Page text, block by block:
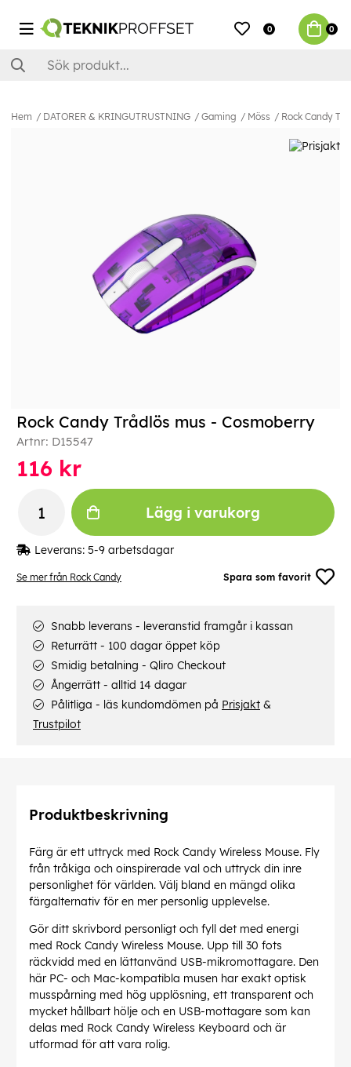
0 0
Hem DATORER & KRINGUTRUSTNING Gaming Möss Rock Candy
Se mer från Rock Candy Spara som favorit
Rock Candy Trådlös mus - Cosmoberry
Artnr: D15547
116 kr
Lägg i varukorg
Leverans: 5-9 arbetsdagar
Snabb leverans - leveranstid framgår i kassan
Returrätt - 100 dagar öppet köp
Smidig betalning - Qliro Checkout
Ångerrätt - alltid 14 dagar
Pålitliga - läs kundomdömen på Prisjakt &
Trustpilot
Produktbeskrivning
Färg är ett uttryck med Rock Candy Wireless Mouse. Fly
från tråkiga och oinspirerade val och uttryck din inre
personlighet för världen. Välj bland en mängd olika
färgalternativ för en mer personlig upplevelse.
Gör ditt skrivbord personligt och fyll det med energi
med Rock Candy Wireless Mouse. Upp till 30 fots
räckvidd med en lättanvänd USB-mikromottagare. Den
här PC- och Mac-kompatibla musen har exakt optisk
musspårning med hög upplösning, ett transparent och
mycket hållbart hölje och en USB-mottagare som kan
delas med Rock Candy Wireless Keyboard och är
utformad för att vara rolig.